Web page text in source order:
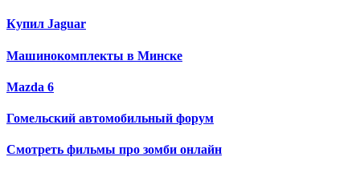
Купил Jaguar
Машинокомплекты в Минске
Mazda 6
Гомельский автомобильный форум
Смотреть фильмы про зомби онлайн